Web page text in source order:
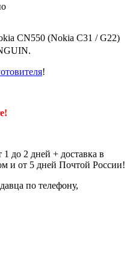
CN550 (Nokia C31 / G22)
!
до 2 дней + доставка в
и от 5 дней Почтой России!
по телефону,